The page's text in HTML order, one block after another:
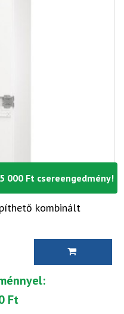
000 Ft csereengedmény!
kombinált
Ft